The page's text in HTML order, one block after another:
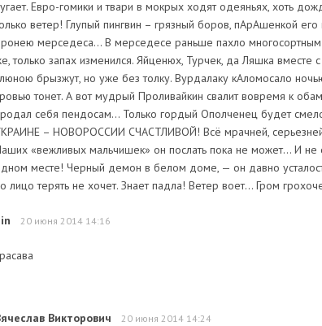
Евро-гомики и твари в мокрых ходят одеяньях, хоть
ветер! Глупый пингвин – грязный боров, пАрАшенкой его
мерседеса... В мерседесе раньше пахло
только запах изменился. Яйценюх, Турчек, да Ляшка
брызжут, но уже без толку. Вурдалаку кАломосало
тонет. А вот мудрый Проливайкин свалит вовремя к
себя пендосам… Только гордый Ополченец будет
– НОВОРОССИИ СЧАСТЛИВОЙ! Всё мрачней,
«вежливых мальчишек» он послать пока не может… И не
месте! Черный демон в белом доме, — он давно
лицо терять не хочет. Знает падла! Ветер воет... Гром
20 июня 2014 14:16
Викторович 20 июня 2014 14:24